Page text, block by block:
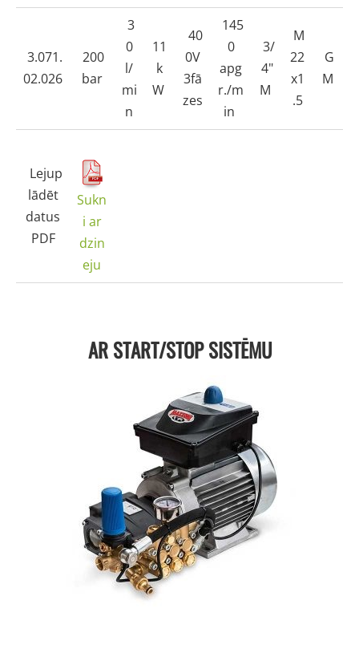
3.071.
02.026
200
bar
3
0
l/
mi
n
11
k
W
40
0V
3fā
zes
145
0
apg
r./m
in
3/
4"
M
M
22
x1
.5
G
M
Lejup
lādēt
datus
PDF
Sukn
i ar
dzin
eju
AR START/STOP SISTĒMU